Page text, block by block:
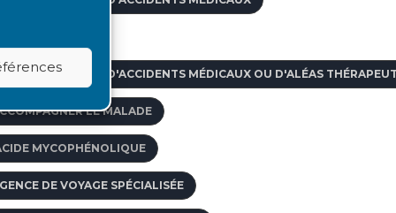
passe le don...
AUX VICTIMES D'ACCIDENTS MÉDICAUX OU D'ALÉAS
LE MALADE
MYCOPHÉNOLIQUE
DE VOYAGE SPÉCIALISÉE